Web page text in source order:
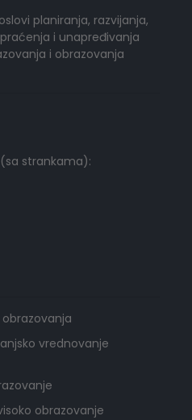
planiranja, razvijanja,
i unapređivanja
i obrazovanja
strankama):
vrednovanje
obrazovanje